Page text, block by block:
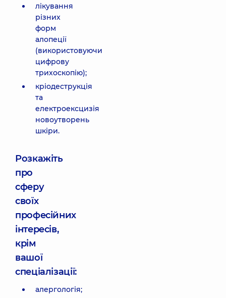
лікування
різних
форм
алопеції
(використовуючи
цифрову
трихоскопію);
кріодеструкція
та
електроексцизія
новоутворень
шкіри.
Розкажіть
про
сферу
своїх
професійних
інтересів,
крім
вашої
спеціалізації:
алергологія;